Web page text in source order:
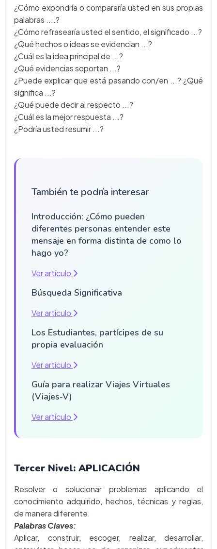
¿Cómo expondría o compararía usted en sus propias
palabras ....?
¿Cómo refrasearía usted el sentido, el significado ...?
¿Qué hechos o ideas se evidencian ...?
¿Cuál es la idea principal de ...?
¿Qué evidencias soportan ...?
¿Puede explicar que está pasando con/en ...? ¿Qué
significa ...?
¿Qué puede decir al respecto ...?
¿Cuál es la mejor respuesta ...?
¿Podría usted resumir ...?
También te podría interesar
Introducción: ¿Cómo pueden
diferentes personas entender este
mensaje en forma distinta de como lo
hago yo?
Ver artículo
Búsqueda Significativa
Ver artículo
Los Estudiantes, partícipes de su
propia evaluación
Ver artículo
Guía para realizar Viajes Virtuales
(Viajes-V)
Ver artículo
Tercer Nivel: APLICACIÓN
Resolver o solucionar problemas aplicando el
conocimiento adquirido, hechos, técnicas y reglas,
de manera diferente.
Palabras Claves:
Aplicar, construir, escoger, realizar, desarrollar,